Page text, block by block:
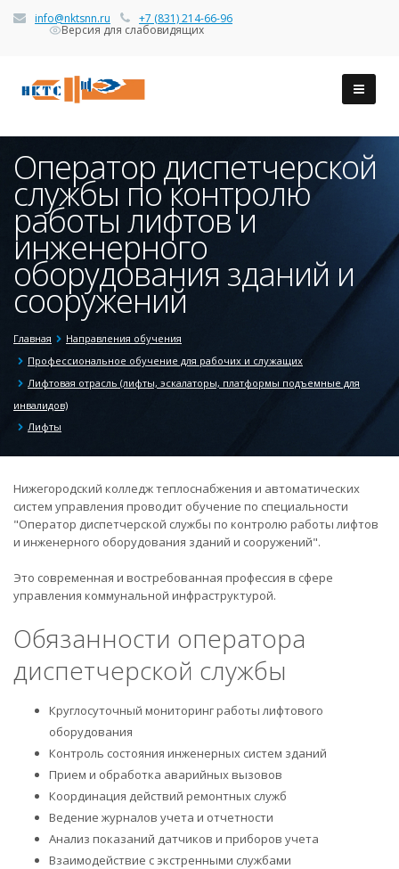
info@nktsnn.ru +7 (831) 214-66-96
Версия для слабовидящих
Оператор диспетчерской
службы по контролю
работы лифтов и
инженерного
оборудования зданий и
сооружений
Главная
Направления обучения
Профессиональное обучение для рабочих и служащих
Лифтовая отрасль (лифты, эскалаторы, платформы подъемные для
инвалидов)
Лифты
Нижегородский колледж теплоснабжения и автоматических
систем управления проводит обучение по специальности
"Оператор диспетчерской службы по контролю работы лифтов
и инженерного оборудования зданий и сооружений".
Это современная и востребованная профессия в сфере
управления коммунальной инфраструктурой.
Обязанности оператора
диспетчерской службы
Круглосуточный мониторинг работы лифтового
оборудования
Контроль состояния инженерных систем зданий
Прием и обработка аварийных вызовов
Координация действий ремонтных служб
Ведение журналов учета и отчетности
Анализ показаний датчиков и приборов учета
Взаимодействие с экстренными службами